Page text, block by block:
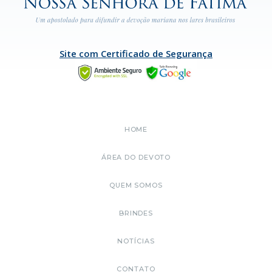
Site com Certificado de Segurança
HOME
ÁREA DO DEVOTO
QUEM SOMOS
BRINDES
NOTÍCIAS
CONTATO